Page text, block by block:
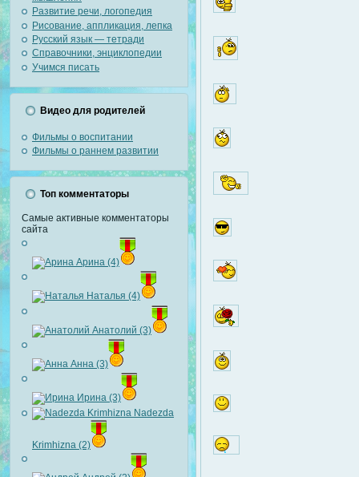
Развитие речи, логопедия
Рисование, аппликация, лепка
Русский язык — тетради
Справочники, энциклопедии
Учимся писать
Видео для родителей
Фильмы о воспитании
Фильмы о раннем развитии
Топ комментаторы
Самые активные комментаторы
сайта
Арина (4)
Наталья (4)
Анатолий (3)
Анна (3)
Ирина (3)
Nadezda
Krimhizna (2)